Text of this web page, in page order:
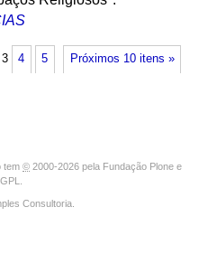
Próximos 10 itens »
3 4 5
tem © 2000-2026 pela Fundação Plone e
Consultoria